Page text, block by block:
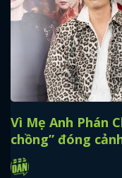
Vì Mẹ Anh Phán
chồng” đóng